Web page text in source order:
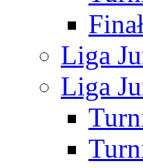
Liga
Liga